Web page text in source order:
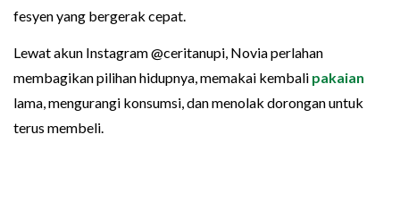
fesyen yang bergerak cepat.
Lewat akun Instagram @ceritanupi, Novia perlahan
membagikan pilihan hidupnya, memakai kembali pakaian
lama, mengurangi konsumsi, dan menolak dorongan untuk
terus membeli.